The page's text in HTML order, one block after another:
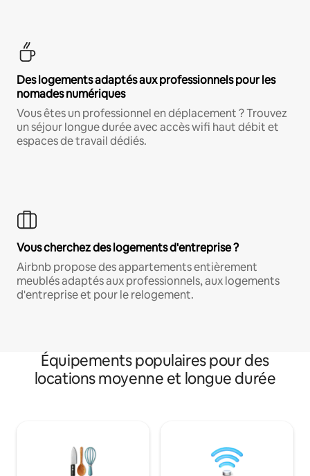
Des logements adaptés aux professionnels pour les
nomades numériques
Vous êtes un professionnel en déplacement ? Trouvez
un séjour longue durée avec accès wifi haut débit et
espaces de travail dédiés.
Vous cherchez des logements d'entreprise ?
Airbnb propose des appartements entièrement
meublés adaptés aux professionnels, aux logements
d'entreprise et pour le relogement.
Équipements populaires pour des
locations moyenne et longue durée